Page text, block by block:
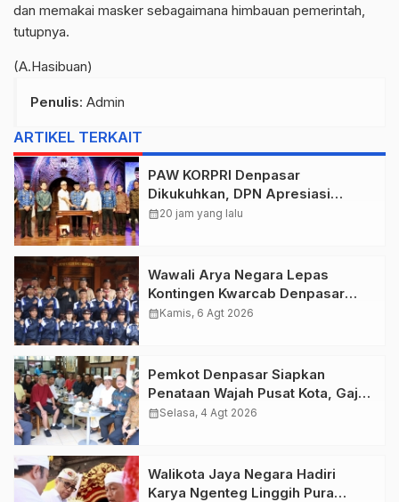
dan memakai masker sebagaimana himbauan pemerintah,
tutupnya.
(A.Hasibuan)
Penulis: Admin
ARTIKEL TERKAIT
PAW KORPRI Denpasar
Dikukuhkan, DPN Apresiasi
“Sembagi Arutala” untuk Lindungi
calendar_month20 jam yang lalu
Wawali Arya Negara Lepas
Kontingen Kwarcab Denpasar
Menuju Jambore Nasional XII
calendar_monthKamis, 6 Agt 2026
Pemkot Denpasar Siapkan
Penataan Wajah Pusat Kota, Gajah
Mada Jadi Salah Satu Kawasan
calendar_monthSelasa, 4 Agt 2026
Walikota Jaya Negara Hadiri
Karya Ngenteg Linggih Pura